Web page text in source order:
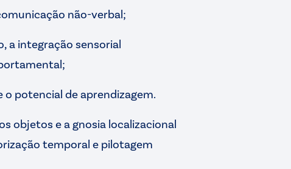
não-verbal;
a integração sensorial
potencial de aprendizagem.
objetos e a gnosia localizacional
temporal e pilotagem